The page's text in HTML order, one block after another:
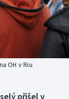
OH v Riu
přišel v